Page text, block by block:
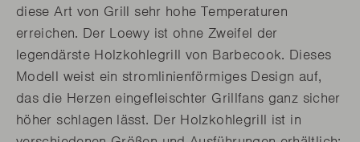
diese Art von Grill sehr hohe Temperaturen
erreichen. Der Loewy ist ohne Zweifel der
legendärste Holzkohlegrill von Barbecook. Dieses
Modell weist ein stromlinienförmiges Design auf,
das die Herzen eingefleischter Grillfans ganz sicher
höher schlagen lässt. Der Holzkohlegrill ist in